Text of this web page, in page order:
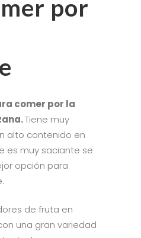
por
comer por la
Tiene muy
alto contenido en
es muy saciante se
opción para
de fruta en
una gran variedad